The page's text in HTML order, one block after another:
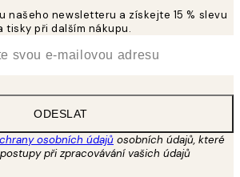
našeho newsletteru a získejte 15 % slevu
tisky při dalším nákupu.
ODESLAT
osobních údajů osobních údajů, které
při zpracovávání vašich údajů